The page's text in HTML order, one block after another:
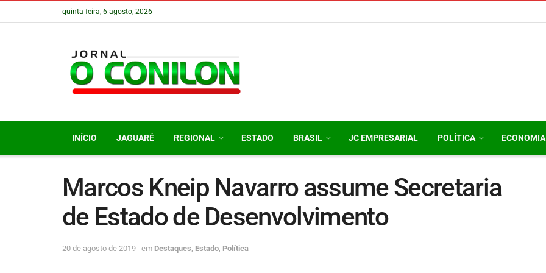
quinta-feira, 6 agosto, 2026
INÍCIO JAGUARÉ REGIONAL ESTADO BRASIL JC EMPRESARIAL POLÍTICA ECONOMIA
Marcos Kneip Navarro assume Secretaria
de Estado de Desenvolvimento
20 de agosto de 2019 em Destaques Estado Política